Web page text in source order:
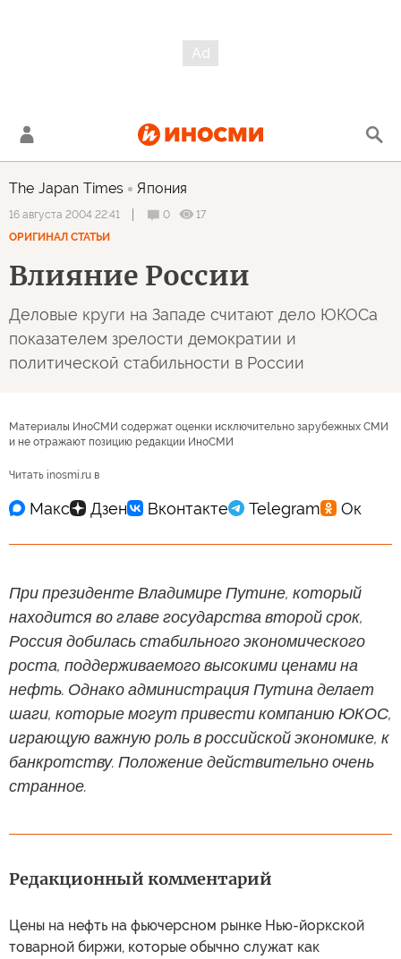
The Japan Times Япония
16 августа 2004 22:41 0
17
ОРИГИНАЛ СТАТЬИ
Влияние России
Деловые круги на Западе считают дело ЮКОСа
показателем зрелости демократии и
политической стабильности в России
Материалы ИноСМИ содержат оценки исключительно зарубежных СМИ
и не отражают позицию редакции ИноСМИ
Читать inosmi.ru в
При президенте Владимире Путине, который
находится во главе государства второй срок,
Россия добилась стабильного экономического
роста, поддерживаемого высокими ценами на
нефть. Однако администрация Путина делает
шаги, которые могут привести компанию ЮКОС,
играющую важную роль в российской экономике, к
банкротству. Положение действительно очень
странное.
Редакционный комментарий
Цены на нефть на фьючерсном рынке Нью-йоркской
товарной биржи, которые обычно служат как